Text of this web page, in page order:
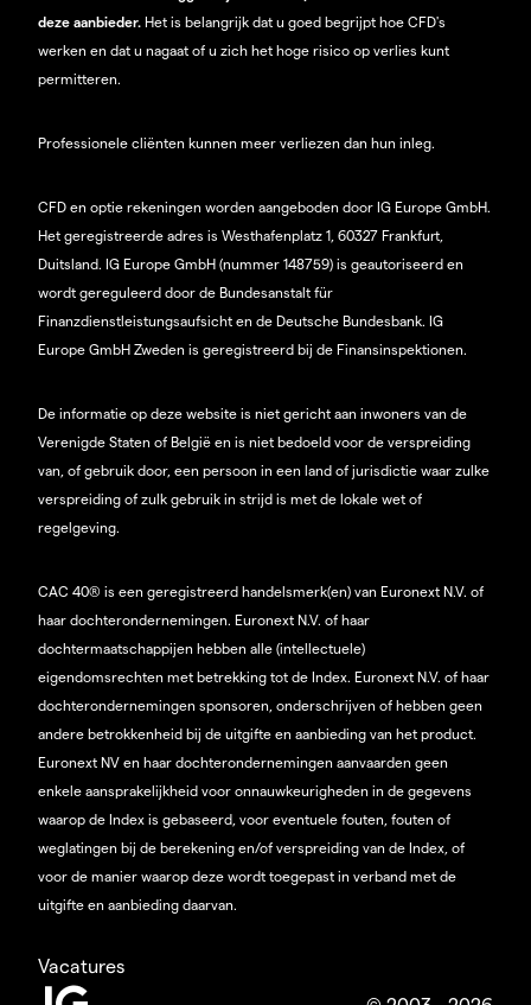
deze aanbieder. Het is belangrijk dat u goed begrijpt hoe CFD's
werken en dat u nagaat of u zich het hoge risico op verlies kunt
permitteren.
Professionele cliënten kunnen meer verliezen dan hun inleg.
CFD en optie rekeningen worden aangeboden door IG Europe GmbH.
Het geregistreerde adres is Westhafenplatz 1, 60327 Frankfurt,
Duitsland. IG Europe GmbH (nummer 148759) is geautoriseerd en
wordt gereguleerd door de Bundesanstalt für
Finanzdienstleistungsaufsicht en de Deutsche Bundesbank. IG
Europe GmbH Zweden is geregistreerd bij de Finansinspektionen.
De informatie op deze website is niet gericht aan inwoners van de
Verenigde Staten of België en is niet bedoeld voor de verspreiding
van, of gebruik door, een persoon in een land of jurisdictie waar zulke
verspreiding of zulk gebruik in strijd is met de lokale wet of
regelgeving.
CAC 40® is een geregistreerd handelsmerk(en) van Euronext N.V. of
haar dochterondernemingen. Euronext N.V. of haar
dochtermaatschappijen hebben alle (intellectuele)
eigendomsrechten met betrekking tot de Index. Euronext N.V. of haar
dochterondernemingen sponsoren, onderschrijven of hebben geen
andere betrokkenheid bij de uitgifte en aanbieding van het product.
Euronext NV en haar dochterondernemingen aanvaarden geen
enkele aansprakelijkheid voor onnauwkeurigheden in de gegevens
waarop de Index is gebaseerd, voor eventuele fouten, fouten of
weglatingen bij de berekening en/of verspreiding van de Index, of
voor de manier waarop deze wordt toegepast in verband met de
uitgifte en aanbieding daarvan.
Vacatures